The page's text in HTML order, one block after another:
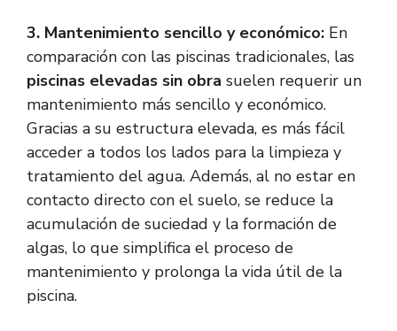
3. Mantenimiento sencillo y económico: En
comparación con las piscinas tradicionales, las
piscinas elevadas sin obra suelen requerir un
mantenimiento más sencillo y económico.
Gracias a su estructura elevada, es más fácil
acceder a todos los lados para la limpieza y
tratamiento del agua. Además, al no estar en
contacto directo con el suelo, se reduce la
acumulación de suciedad y la formación de
algas, lo que simplifica el proceso de
mantenimiento y prolonga la vida útil de la
piscina.